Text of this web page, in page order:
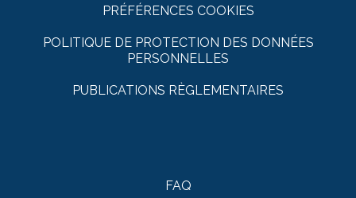
PRÉFÉRENCES COOKIES
POLITIQUE DE PROTECTION DES DONNÉES
PERSONNELLES
PUBLICATIONS RÈGLEMENTAIRES
FAQ